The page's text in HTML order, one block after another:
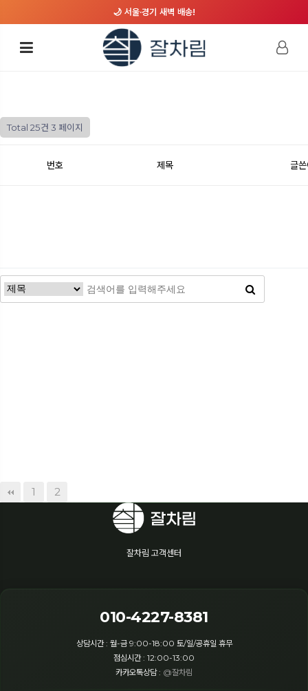
🌙 서울·경기 새벽 배송!
Total 25건 3 페이지
번호 제목 글
1 2
잘차림 고객센터
010-4227-8381
상담시간 : 월-금 9:00-18:00 토/일/공휴일 휴무
점심시간 : 12:00-13:00
카카오톡상담 : @잘차림